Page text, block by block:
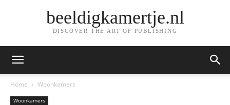
beeldigkamertje.nl
DISCOVER THE ART OF PUBLISHING
Home Woonkamers
Woonkamers